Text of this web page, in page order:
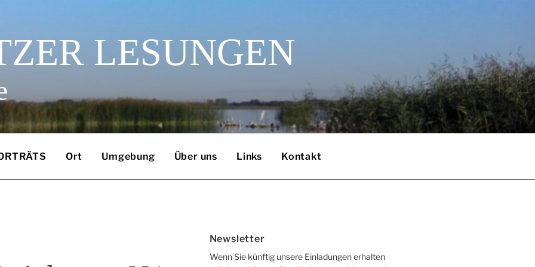
LESUNGEN
Ort Umgebung Über uns Links Kontakt
Newsletter
Wenn Sie künftig unsere Einladungen erhalten